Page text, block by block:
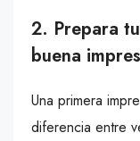
2. Prepara
buena
Una primera
diferencia entre